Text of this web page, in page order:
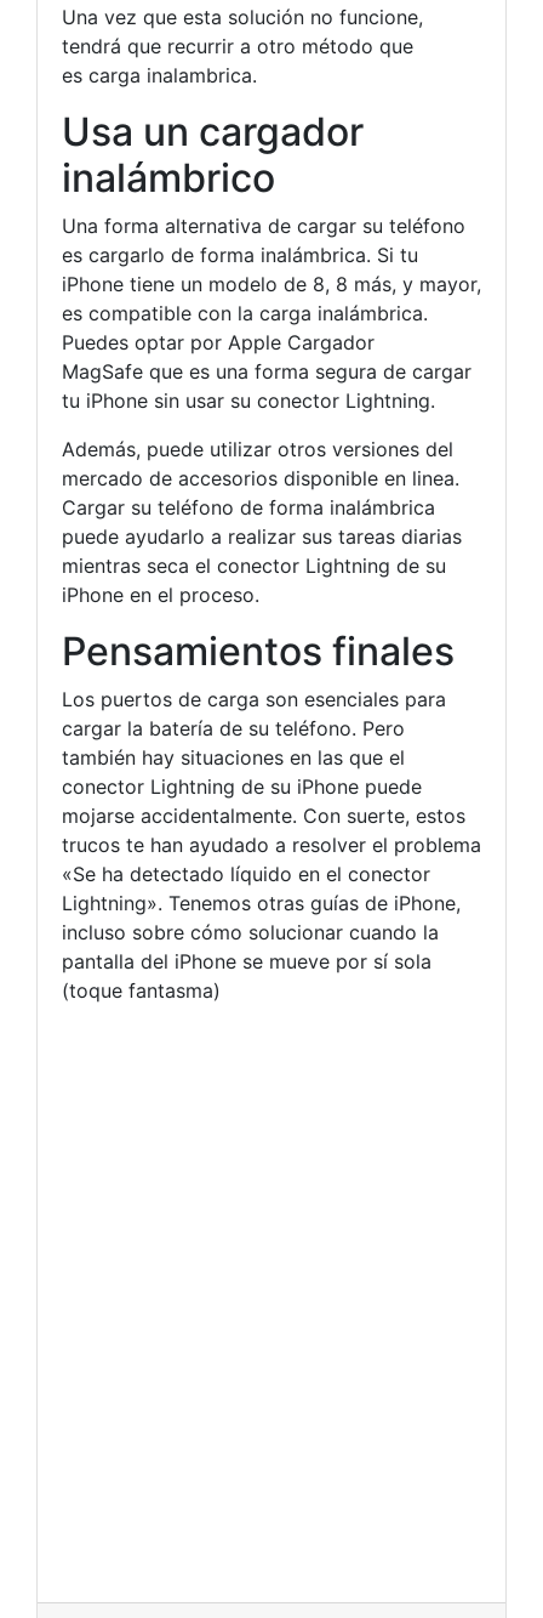
Una vez que esta solución no funcione,
tendrá que recurrir a otro método que
es carga inalambrica.
Usa un cargador
inalámbrico
Una forma alternativa de cargar su teléfono
es cargarlo de forma inalámbrica. Si tu
iPhone tiene un modelo de 8, 8 más, y mayor,
es compatible con la carga inalámbrica.
Puedes optar por Apple Cargador
MagSafe que es una forma segura de cargar
tu iPhone sin usar su conector Lightning.
Además, puede utilizar otros versiones del
mercado de accesorios disponible en linea.
Cargar su teléfono de forma inalámbrica
puede ayudarlo a realizar sus tareas diarias
mientras seca el conector Lightning de su
iPhone en el proceso.
Pensamientos finales
Los puertos de carga son esenciales para
cargar la batería de su teléfono. Pero
también hay situaciones en las que el
conector Lightning de su iPhone puede
mojarse accidentalmente. Con suerte, estos
trucos te han ayudado a resolver el problema
«Se ha detectado líquido en el conector
Lightning». Tenemos otras guías de iPhone,
incluso sobre cómo solucionar cuando la
pantalla del iPhone se mueve por sí sola
(toque fantasma)